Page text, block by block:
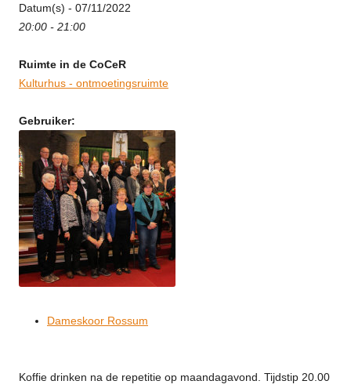
Datum(s) - 07/11/2022
20:00 - 21:00
Ruimte in de CoCeR
Kulturhus - ontmoetingsruimte
Gebruiker:
Dameskoor Rossum
Koffie drinken na de repetitie op maandagavond. Tijdstip 20.00